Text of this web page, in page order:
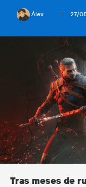
Álex 27/
Tras meses de